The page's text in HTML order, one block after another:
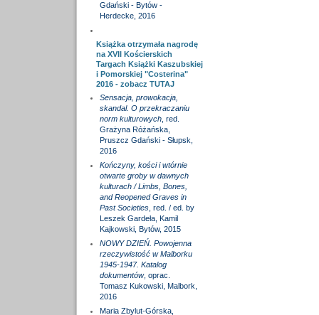
Gdański - Bytów -
Herdecke, 2016
Książka otrzymała nagrodę
na XVII Kościerskich
Targach Książki Kaszubskiej
i Pomorskiej "Costerina"
2016 - zobacz TUTAJ
Sensacja, prowokacja,
skandal. O przekraczaniu
norm kulturowych, red.
Grażyna Różańska,
Pruszcz Gdański - Słupsk,
2016
Kończyny, kości i wtórnie
otwarte groby w dawnych
kulturach / Limbs, Bones,
and Reopened Graves in
Past Societies, red. / ed. by
Leszek Gardeła, Kamil
Kajkowski, Bytów, 2015
NOWY DZIEŃ. Powojenna
rzeczywistość w Malborku
1945-1947. Katalog
dokumentów, oprac.
Tomasz Kukowski, Malbork,
2016
Maria Zbylut-Górska,